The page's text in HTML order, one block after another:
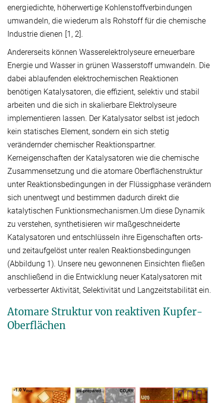
energiedichte, höherwertige Kohlenstoffverbindungen
umwandeln, die wiederum als Rohstoff für die chemische
Industrie dienen [1, 2].
Andererseits können Wasserelektrolyseure erneuerbare
Energie und Wasser in grünen Wasserstoff umwandeln. Die
dabei ablaufenden elektrochemischen Reaktionen
benötigen Katalysatoren, die effizient, selektiv und stabil
arbeiten und die sich in skalierbare Elektrolyseure
implementieren lassen. Der Katalysator selbst ist jedoch
kein statisches Element, sondern ein sich stetig
verändernder chemischer Reaktionspartner.
Kerneigenschaften der Katalysatoren wie die chemische
Zusammensetzung und die atomare Oberflächenstruktur
unter Reaktionsbedingungen in der Flüssigphase verändern
sich unentwegt und bestimmen dadurch direkt die
katalytischen Funktionsmechanismen.Um diese Dynamik
zu verstehen, synthetisieren wir maßgeschneiderte
Katalysatoren und entschlüsseln ihre Eigenschaften orts-
und zeitaufgelöst unter realen Reaktionsbedingungen
(Abbildung 1). Unsere neu gewonnenen Einsichten fließen
anschließend in die Entwicklung neuer Katalysatoren mit
verbesserter Aktivität, Selektivität und Langzeitstabilität ein.
Atomare Struktur von reaktiven Kupfer-
Oberflächen